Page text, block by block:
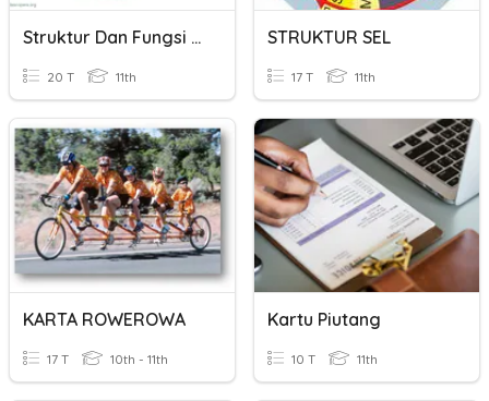
Struktur Dan Fungsi Sel
20 T 11th
STRUKTUR SEL
17 T 11th
KARTA ROWEROWA
17 T 10th - 11th
Kartu Piutang
10 T 11th